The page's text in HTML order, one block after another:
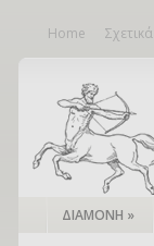
Home Σχετικά
ΔΙΑΜΟΝΗ »